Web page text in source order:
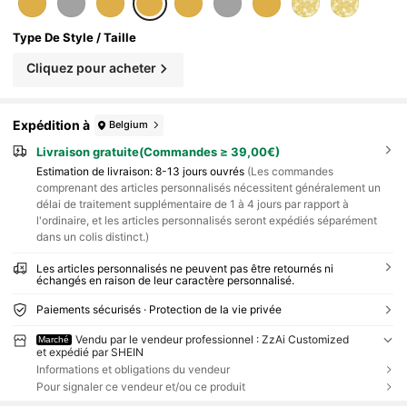
de la Saint-Valentin pour les Êtres Chers
Type De Style / Taille
Cliquez pour acheter
Expédition à Belgium
Livraison gratuite(Commandes ≥ 39,00€)
Estimation de livraison: 8-13 jours ouvrés (Les commandes
comprenant des articles personnalisés nécessitent généralement un
délai de traitement supplémentaire de 1 à 4 jours par rapport à
l'ordinaire, et les articles personnalisés seront expédiés séparément
dans un colis distinct.)
Les articles personnalisés ne peuvent pas être retournés ni
échangés en raison de leur caractère personnalisé.
Paiements sécurisés · Protection de la vie privée
Marché
Vendu par le vendeur professionnel : ZzAi Customized
et expédié par SHEIN
Informations et obligations du vendeur
Pour signaler ce vendeur et/ou ce produit